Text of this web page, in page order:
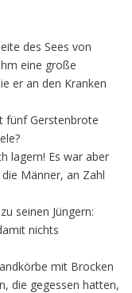
des Sees von
eine große
er an den Kranken
fünf Gerstenbrote
lagern! Es war aber
Männer, an Zahl
seinen Jüngern:
nichts
mit Brocken
die gegessen hatten,